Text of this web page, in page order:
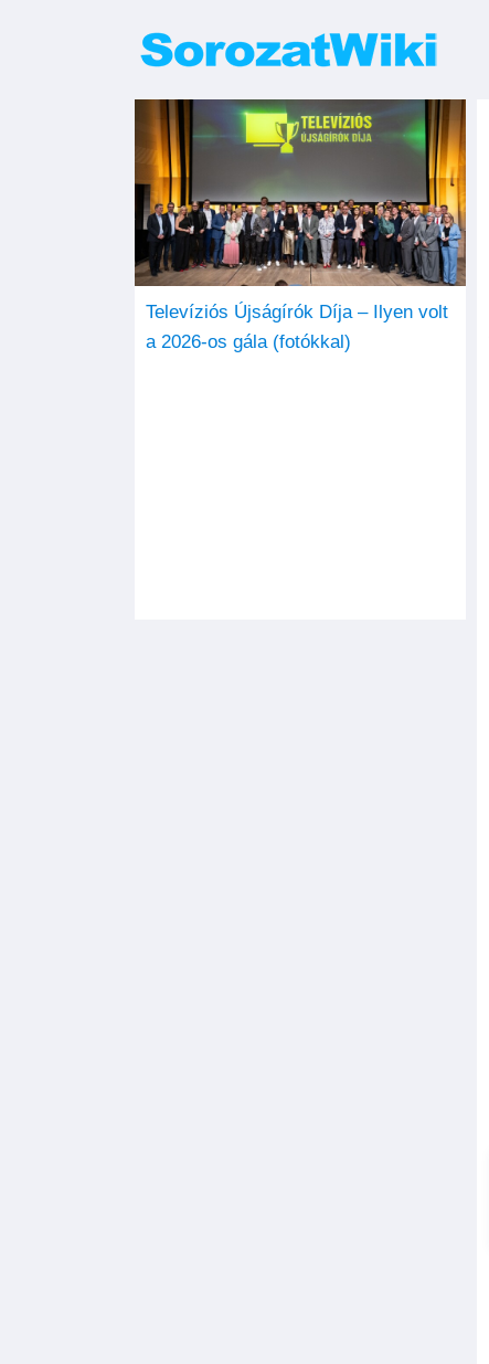
Televíziós Újságírók Díja – Ilyen volt
a 2026-os gála (fotókkal)